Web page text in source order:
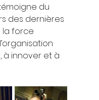
du
des dernières
la force
à innover et à